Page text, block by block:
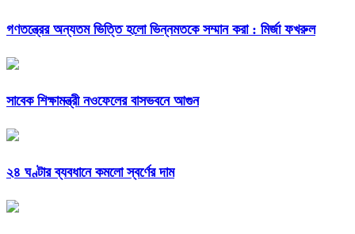
গণতন্ত্রের অন্যতম ভিত্তি হলো ভিন্নমতকে সম্মান করা : মির্জা ফখরুল
সাবেক শিক্ষামন্ত্রী নওফেলের বাসভবনে আগুন
২৪ ঘণ্টার ব্যবধানে কমলো স্বর্ণের দাম